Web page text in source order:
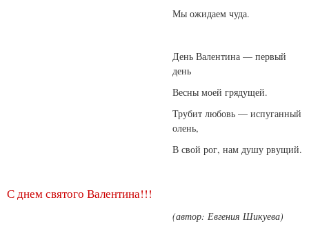
Мы ожидаем чуда.
День Валентина — первый
день
Весны моей грядущей.
Трубит любовь — испуганный
олень,
В свой рог, нам душу рвущий.
С днем святого Валентина!!!
(автор: Евгения Шикуева)